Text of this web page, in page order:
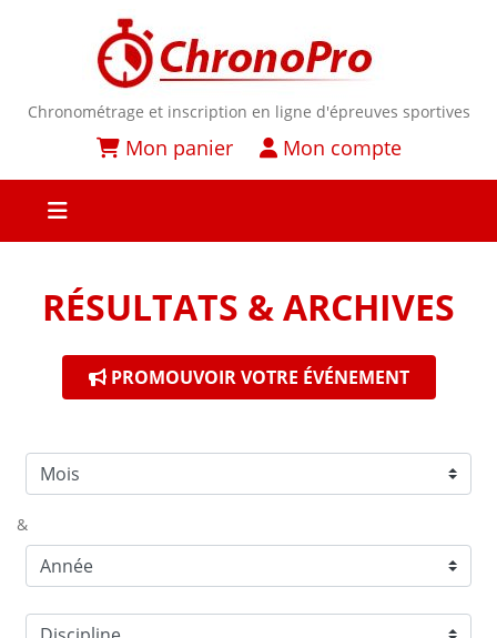
Chronométrage et inscription en ligne d'épreuves sportives
Mon panier Mon compte
RÉSULTATS & ARCHIVES
PROMOUVOIR VOTRE ÉVÉNEMENT
&